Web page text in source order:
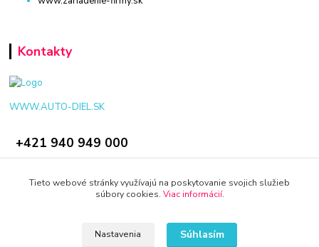
Kontakty
WWW.AUTO-DIEL.SK
+421 940 949 000
Tieto webové stránky využívajú na poskytovanie svojich služieb
súbory cookies. Viac informácií.
Nastavenia Súhlasím